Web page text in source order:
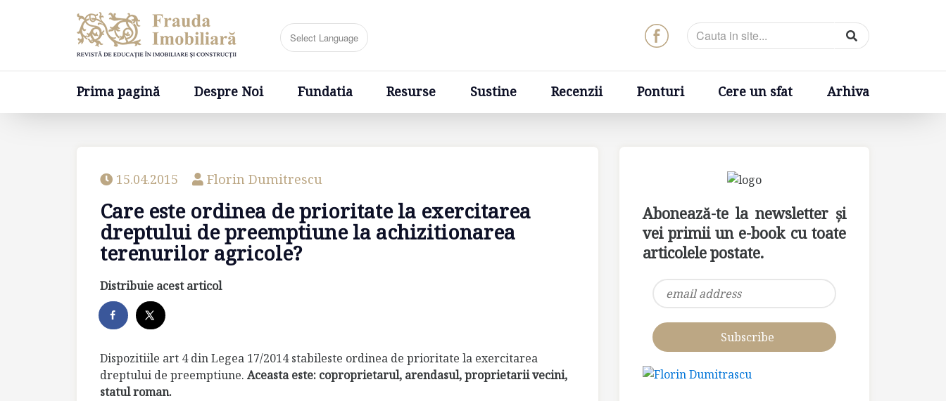
Prima pagină Despre Noi Fundatia Resurse Sustine Recenzii Ponturi Cere un sfat Arhiva
Prima pagină Despre Noi
15.04.2015 Florin Dumitrescu
Care este ordinea de prioritate la exercitarea
dreptului de preemptiune la achizitionarea
terenurilor agricole?
Distribuie acest articol
Dispozitiile art 4 din Legea 17/2014 stabileste ordinea de prioritate la exercitarea
dreptului de preemptiune. Aceasta este: coproprietarul, arendasul, proprietarii vecini,
statul roman.
Abonează-te la newsletter și
vei primii un e-book cu toate
articolele postate.